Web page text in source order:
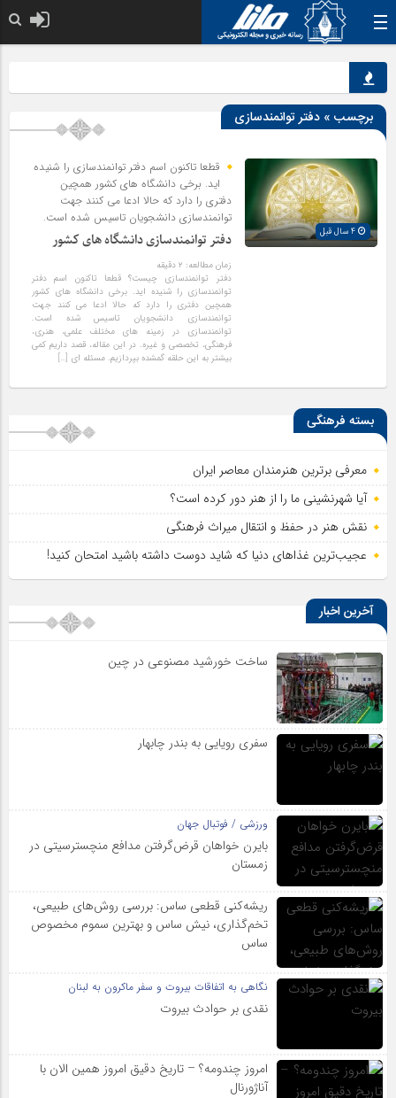
برچسب » دفتر توانمندسازی
قطعا تاکنون اسم دفتر توانمندسازی را شنیده
اید. برخی دانشگاه های کشور همچین
دفتری را دارد که حالا ادعا می کنند جهت
توانمندسازی دانشجویان تاسیس شده است.
دفتر توانمندسازی دانشگاه های کشور
زمان مطالعه: ۲ دقیقه
دفتر توانمندسازی چیست؟ قطعا تاکنون اسم دفتر
توانمندسازی را شنیده اید. برخی دانشگاه های کشور
همچین دفتری را دارد که حالا ادعا می کنند جهت
توانمندسازی دانشجویان تاسیس شده است.
توانمندسازی در زمینه های مختلف علمی، هنری،
فرهنگی، تخصصی و غیره. در این مقاله، قصد داریم کمی
بیشتر به این حلقه گمشده بپردازیم. مسئله ای […]
بسته فرهنگی
معرفی برترین هنرمندان معاصر ایران
آیا شهرنشینی ما را از هنر دور کرده است؟
نقش هنر در حفظ و انتقال میراث فرهنگی
عجیب‌ترین غذاهای دنیا که شاید دوست داشته باشید امتحان کنید!
آخرین اخبار
ساخت خورشید مصنوعی در چین
سفری رویایی به بندر چابهار
ورزشی / فوتبال جهان
بایرن خواهان قرض‌گرفتن مدافع منچسترسیتی در
زمستان
ریشه‌کنی قطعی ساس: بررسی روش‌های طبیعی،
تخم‌گذاری، نیش ساس و بهترین سموم مخصوص
ساس
نگاهی به اتفاقات بیروت و سفر ماکرون به لبنان
نقدی بر حوادث بیروت
امروز چندومه؟ – تاریخ دقیق امروز همین الان با
آناژورنال